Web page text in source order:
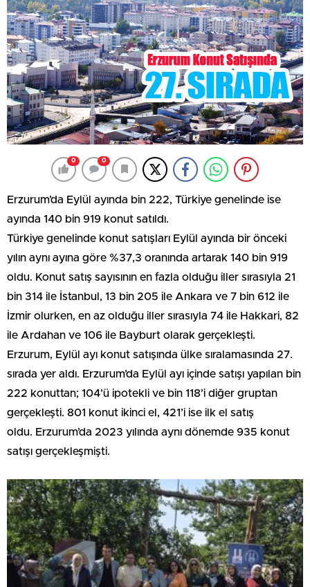
0 0
Erzurum’da Eylül ayında bin 222, Türkiye genelinde ise
ayında 140 bin 919 konut satıldı.
Türkiye genelinde konut satışları Eylül ayında bir önceki
yılın aynı ayına göre %37,3 oranında artarak 140 bin 919
oldu. Konut satış sayısının en fazla olduğu iller sırasıyla 21
bin 314 ile İstanbul, 13 bin 205 ile Ankara ve 7 bin 612 ile
İzmir olurken, en az olduğu iller sırasıyla 74 ile Hakkari, 82
ile Ardahan ve 106 ile Bayburt olarak gerçekleşti.
Erzurum, Eylül ayı konut satışında ülke sıralamasında 27.
sırada yer aldı. Erzurum’da Eylül ayı içinde satışı yapılan bin
222 konuttan; 104’ü ipotekli ve bin 118’i diğer gruptan
gerçekleşti. 801 konut ikinci el, 421’i ise ilk el satış
oldu. Erzurum’da 2023 yılında aynı dönemde 935 konut
satışı gerçekleşmişti.